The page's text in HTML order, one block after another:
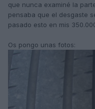
que nunca examiné la
pensaba que el desgaste
pasado esto en mis
Os pongo unas fotos: